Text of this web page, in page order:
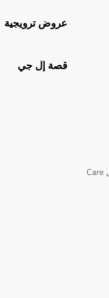
تطبيق الهاتف المحمول Care
عروض ترويجية
قصة إل جي